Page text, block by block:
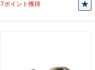
7ポイント獲得